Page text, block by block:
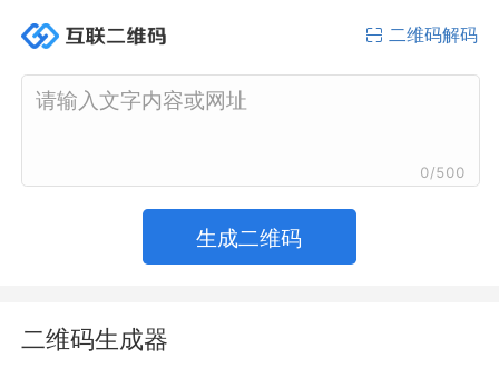
二维码解码
0/500
生成二维码
二维码生成器